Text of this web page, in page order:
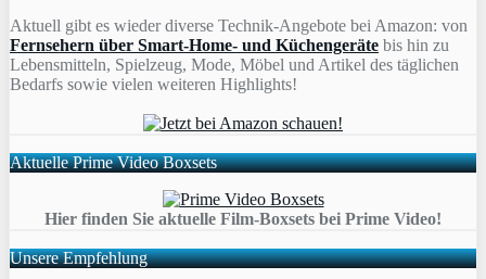
Aktuell gibt es wieder diverse Technik-Angebote bei Amazon: von
Fernsehern über Smart-Home- und Küchengeräte bis hin zu
Lebensmitteln, Spielzeug, Mode, Möbel und Artikel des täglichen
Bedarfs sowie vielen weiteren Highlights!
Aktuelle Prime Video Boxsets
Hier finden Sie aktuelle Film-Boxsets bei Prime Video!
Unsere Empfehlung